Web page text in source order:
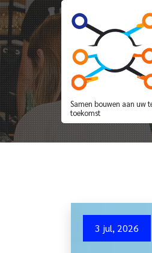
Spring
naar
de
inhoud
Samen bouwen aan uw
toekomst
Tag
3 jul, 2026